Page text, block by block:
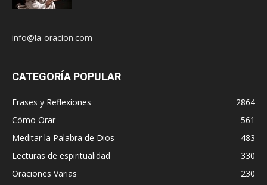
info@la-oracion.com
CATEGORÍA POPULAR
Frases y Reflexiones
2864
Cómo Orar
561
Meditar la Palabra de Dios
483
Lecturas de espiritualidad
330
Oraciones Varias
230